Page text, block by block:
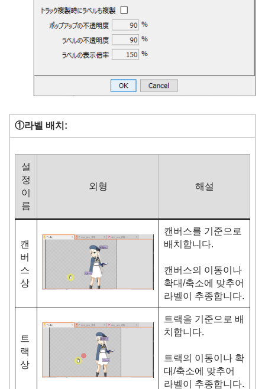
①라벨 배치:
설
정
이
름
외형 해설
캔
버
스
상
캔버스를 기준으로
배치합니다.
캔버스의 이동이나
확대/축소에 맞추어
라벨이 추종합니다.
트
랙
상
트랙을 기준으로 배
치합니다.
트랙의 이동이나 확
대/축소에 맞추어
라벨이 추종합니다.